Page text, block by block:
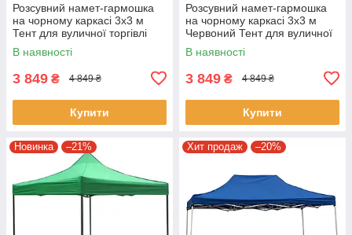
Розсувний намет-гармошка
на чорному каркасі 3х3 м
Тент для вуличної торгівлі
В наявності
3 849 ₴ 4 849 ₴
Купити
Розсувний намет-гармошка
на чорному каркасі 3х3 м
Червоний Тент для вуличної
торгівлі
В наявності
3 849 ₴ 4 849 ₴
Купити
Новинка –21% Хит продаж –20%